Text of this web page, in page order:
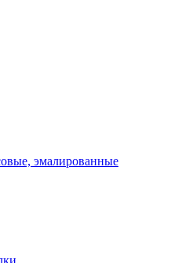
эмалированные